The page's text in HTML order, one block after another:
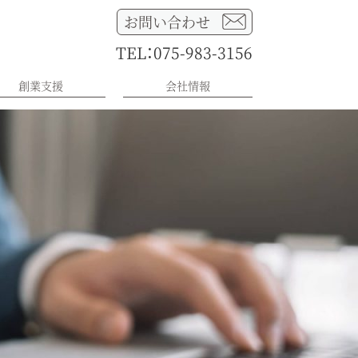
お問い合わせ
TEL：075-983-3156
創業支援 会社情報